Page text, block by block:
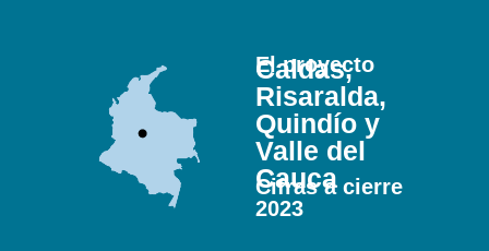
El proyecto
Caldas,
Risaralda,
Quindío y
Valle del
Cauca
Cifras a cierre
2023